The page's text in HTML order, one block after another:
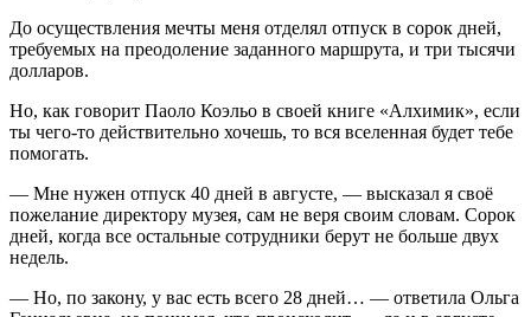
До осуществления мечты меня отделял отпуск в сорок дней,
требуемых на преодоление заданного маршрута, и три тысячи
долларов.
Но, как говорит Паоло Коэльо в своей книге «Алхимик», если
ты чего-то действительно хочешь, то вся вселенная будет тебе
помогать.
— Мне нужен отпуск 40 дней в августе, — высказал я своё
пожелание директору музея, сам не веря своим словам. Сорок
дней, когда все остальные сотрудники берут не больше двух
недель.
— Но, по закону, у вас есть всего 28 дней… — ответила Ольга